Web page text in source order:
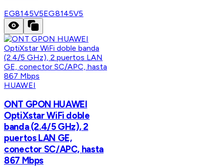
EG8145V5EG8145V5
HUAWEI
ONT GPON HUAWEI
OptiXstar WiFi doble
banda (2.4/5 GHz), 2
puertos LAN GE,
conector SC/APC, hasta
867 Mbps